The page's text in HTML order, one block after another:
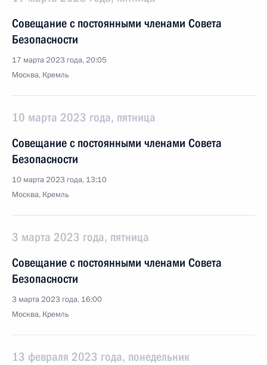
Совещание с постоянными членами Совета
Безопасности
17 марта 2023 года, 20:05
Москва, Кремль
10 марта 2023 года, пятница
Совещание с постоянными членами Совета
Безопасности
10 марта 2023 года, 13:10
Москва, Кремль
3 марта 2023 года, пятница
Совещание с постоянными членами Совета
Безопасности
3 марта 2023 года, 16:00
Москва, Кремль
13 февраля 2023 года, понедельник